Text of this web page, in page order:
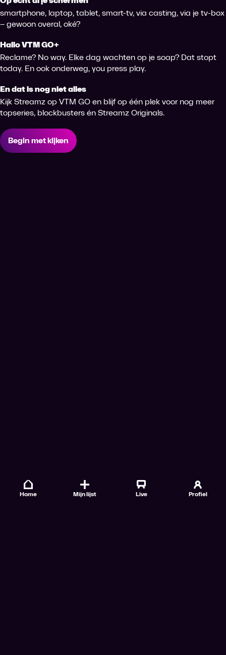
Home Mijn lijst Live Profiel
smartphone, laptop, tablet, smart-tv, via casting, via je tv-box
– gewoon overal, oké?
Hallo VTM GO+
Reclame? No way. Elke dag wachten op je soap? Dat stopt
today. En ook onderweg, you press play.
En dat is nog niet alles
Kijk Streamz op VTM GO en blijf op één plek voor nog meer
topseries, blockbusters én Streamz Originals.
Begin met kijken